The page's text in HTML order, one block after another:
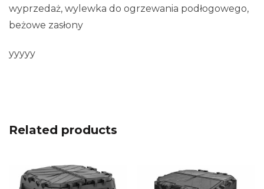
wyprzedaż, wylewka do ogrzewania podłogowego,
beżowe zasłony
yyyyy
Related products